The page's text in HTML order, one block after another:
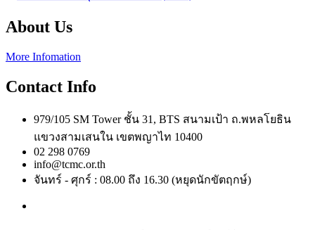
About Us
More Infomation
Contact Info
979/105 SM Tower ชั้น 31, BTS สนามเป้า ถ.พหลโยธิน
แขวงสามเสนใน เขตพญาไท 10400
02 298 0769
info@tcmc.or.th
จันทร์ - ศุกร์ : 08.00 ถึง 16.30 (หยุดนักขัตฤกษ์)